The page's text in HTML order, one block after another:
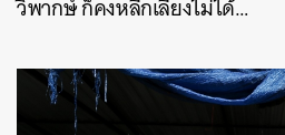
วิพากษ์ ก็คงหลีกเลี่ยงไม่ได้…